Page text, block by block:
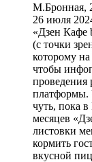
М.Бронная,
26 июля
«Дзен Кафе
(с точки
которому
чтобы
проведения
платформы.
чуть, пока
месяцев
листовки
кормить
вкусной